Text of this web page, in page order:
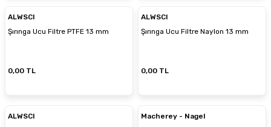
ALWSCI
Şırınga Ucu Filtre PTFE 13 mm
0,00 TL
ALWSCI
Şırınga Ucu Filtre Naylon 13 mm
0,00 TL
ALWSCI
Macherey - Nagel